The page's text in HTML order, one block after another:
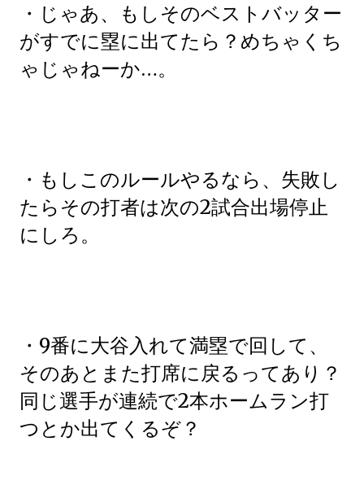
・じゃあ、もしそのベストバッター
がすでに塁に出てたら？めちゃくち
ゃじゃねーか…。
・もしこのルールやるなら、失敗し
たらその打者は次の2試合出場停止
にしろ。
・9番に大谷入れて満塁で回して、
そのあとまた打席に戻るってあり？
同じ選手が連続で2本ホームラン打
つとか出てくるぞ？